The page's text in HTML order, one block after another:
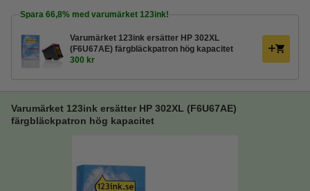
Spara 66,8% med varumärket 123ink!
Varumärket 123ink ersätter HP 302XL
(F6U67AE) färgbläckpatron hög kapacitet
300 kr
Varumärket 123ink ersätter HP 302XL (F6U67AE)
färgbläckpatron hög kapacitet